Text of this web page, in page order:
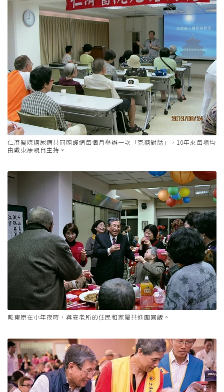
仁濟醫院糖尿病共同照護網每個月舉辦一次「克糖對話」，10年來每場均
由戴東原親自主持。
戴東原在小年夜時，與安老所的住民和家屬共進團圓飯。